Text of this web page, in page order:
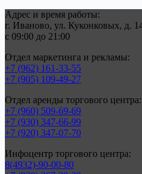
Адрес и время работы:
г. Иваново, ул. Куконковых, д.
с 09:00 до 21:00
Отдел маркетинга и рекламы:
+7 (962) 161-33-55
+7 (905) 109-49-27
Отдел аренды торгового центра:
+7 (960) 509-69-69
+7 (930) 347-66-99
+7 (920) 347-07-70
Инфоцентр торгового центра:
8(4932)-90-00-80